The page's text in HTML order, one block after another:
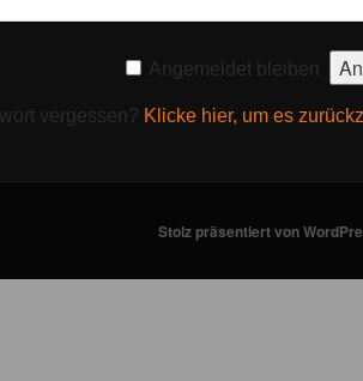
Angemeldet bleiben
vergessen? Klicke hier, um es
Stolz präsentiert von